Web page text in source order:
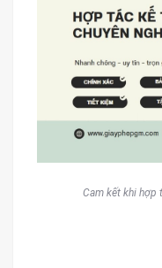
Cam kết khi hợp